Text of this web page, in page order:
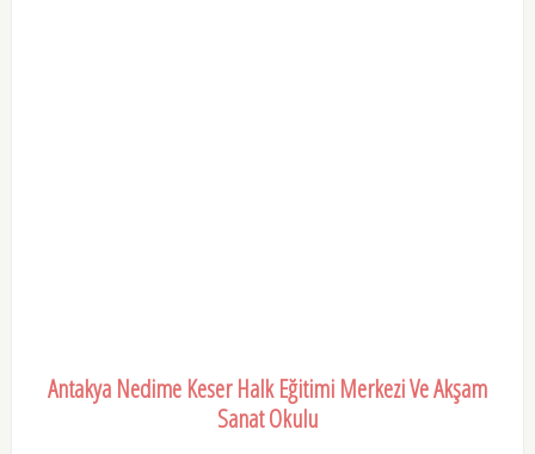
Antakya Nedime Keser Halk Eğitimi Merkezi Ve Akşam
Sanat Okulu